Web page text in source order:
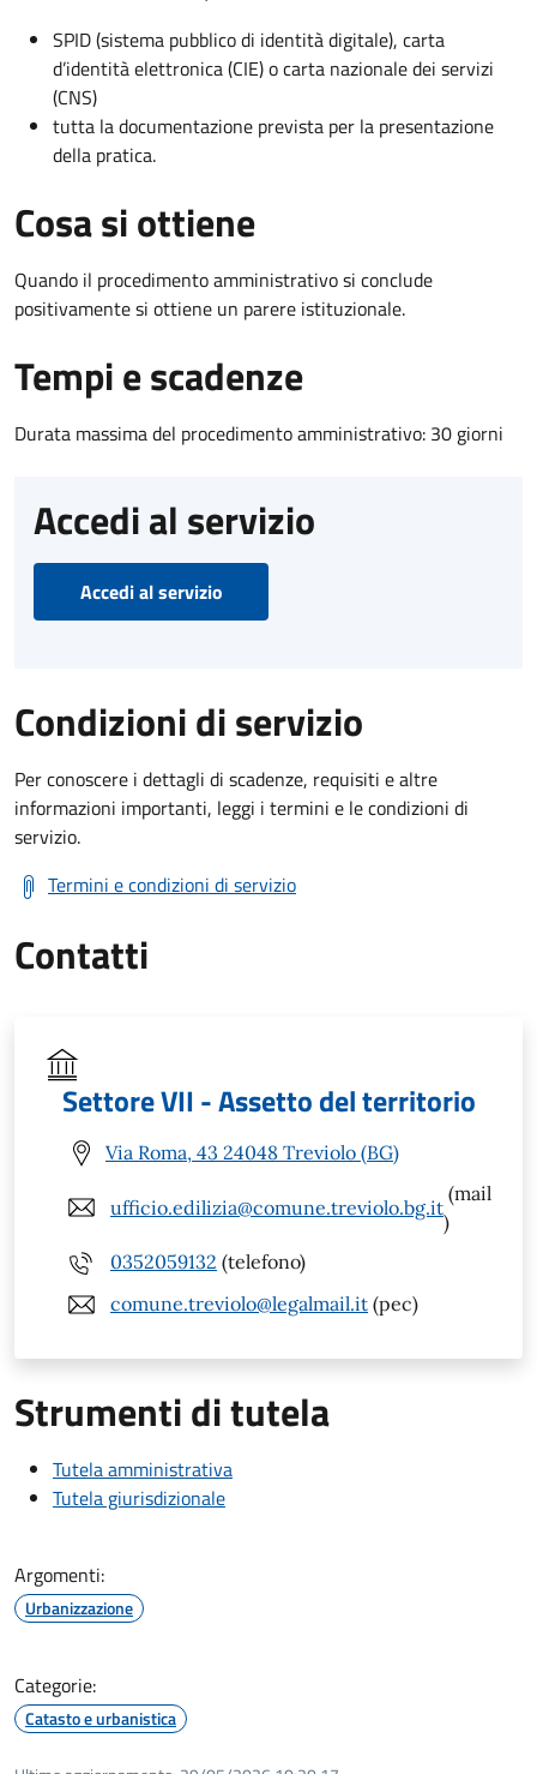
SPID (sistema pubblico di identità digitale), carta
d’identità elettronica (CIE) o carta nazionale dei servizi
(CNS)
tutta la documentazione prevista per la presentazione
della pratica.
Cosa si ottiene
Quando il procedimento amministrativo si conclude
positivamente si ottiene un parere istituzionale.
Tempi e scadenze
Durata massima del procedimento amministrativo: 30 giorni
Accedi al servizio
Accedi al servizio
Condizioni di servizio
Per conoscere i dettagli di scadenze, requisiti e altre
informazioni importanti, leggi i termini e le condizioni di
servizio.
Termini e condizioni di servizio
Contatti
Settore VII - Assetto del territorio
Via Roma, 43 24048 Treviolo (BG)
ufficio.edilizia@comune.treviolo.bg.it
(mail
)
0352059132 (telefono)
comune.treviolo@legalmail.it (pec)
Strumenti di tutela
Tutela amministrativa
Tutela giurisdizionale
Argomenti:
Urbanizzazione
Categorie:
Catasto e urbanistica